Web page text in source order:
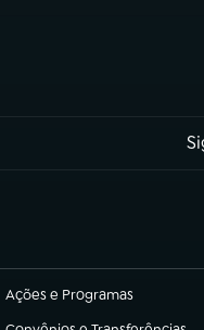
Ações e Programas
(abre em nova aba)